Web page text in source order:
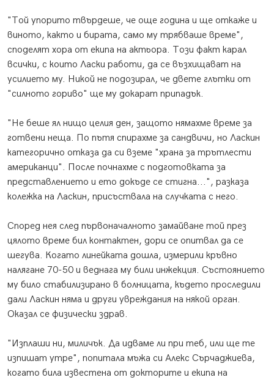
"Той упорито твърдеше, че още година и ще откаже и
виното, както и бирата, само му трябваше време",
споделят хора от екипа на актьора. Този факт карал
всички, с които Ласки работи, да се възхищават на
усилието му. Никой не подозирал, че двете глътки от
"силното гориво" ще му докарат припадък.
"Не беше ял нищо целия ден, защото нямахме време за
готвени неща. По пътя спирахме за сандвичи, но Ласкин
категорично отказа да си вземе "храна за трътлести
американци". После почнахме с подготовката за
представлението и ето докъде се стигна...", разказа
колежка на Ласкин, присъствала на случката с него.
Според нея след първоначалното замайване той през
цялото време бил контактен, дори се опитвал да се
шегува. Когато линейката дошла, измерили кръвно
налягане 70-50 и веднага му били инжекция. Състоянието
му било стабилизирано в болницата, където проследили
дали Ласкин няма и други увреждания на някой орган.
Оказал се физически здрав.
"Изплаши ни, миличък. Да идваме ли при теб, или ще те
изпишат утре", попитала мъжа си Алекс Сърчаджиева,
когато била известена от докторите и екипа на